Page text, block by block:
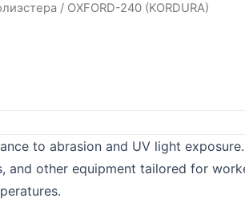
/ OXFORD-240 (KORDURA)
to abrasion and UV light
and other equipment tailored for